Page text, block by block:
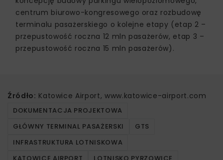
centrum biurowo-kongresowego oraz rozbudowę
terminalu pasażerskiego o kolejne etapy (etap 2 –
przepustowość roczna 12 mln pasażerów, etap 3 –
przepustowość roczna 15 mln pasażerów).
Źródło: Katowice Airport, www.katowice-airport.com
DOKUMENTACJA PROJEKTOWA
GŁÓWNY TERMINAL PASAŻERSKI
GTS
INFRASTRUKTURA LOTNISKOWA